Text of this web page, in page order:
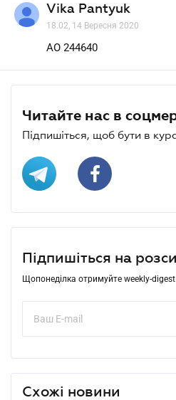
Vika Pantyuk
18.02, 14 Вересня 2020
АО 244640
Читайте нас в
Підпишіться, щоб бути в
Підпишіться на
Щопонеділка отримуйте weekly-digest
Схожі новини